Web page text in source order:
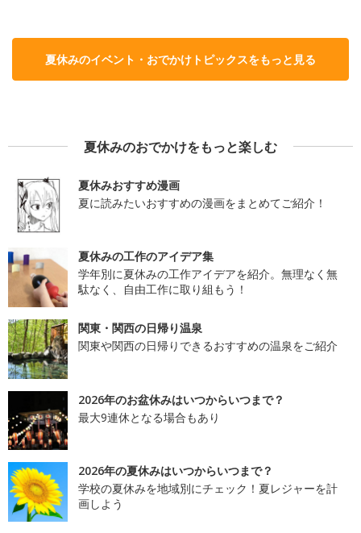
夏休みのイベント・おでかけトピックスをもっと見る
夏休みのおでかけをもっと楽しむ
夏休みおすすめ漫画
夏に読みたいおすすめの漫画をまとめてご紹介！
夏休みの工作のアイデア集
学年別に夏休みの工作アイデアを紹介。無理なく無
駄なく、自由工作に取り組もう！
関東・関西の日帰り温泉
関東や関西の日帰りできるおすすめの温泉をご紹介
2026年のお盆休みはいつからいつまで？
最大9連休となる場合もあり
2026年の夏休みはいつからいつまで？
学校の夏休みを地域別にチェック！夏レジャーを計
画しよう